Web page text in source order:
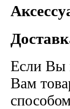
Если Вы
Вам